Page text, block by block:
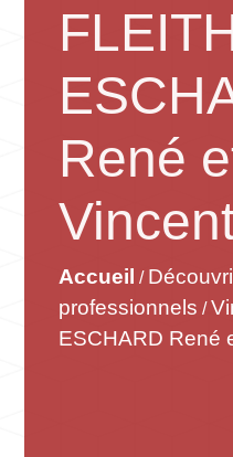
René
Accueil /
professionnels /
ESCHARD René